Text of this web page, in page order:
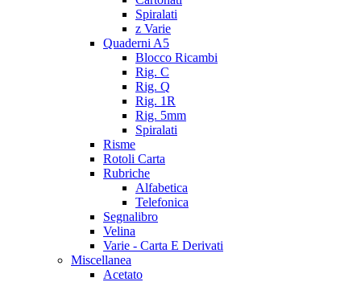
Spiralati
z Varie
Quaderni A5
Blocco Ricambi
Rig. C
Rig. Q
Rig. 1R
Rig. 5mm
Spiralati
Risme
Rotoli Carta
Rubriche
Alfabetica
Telefonica
Segnalibro
Velina
Varie - Carta E Derivati
Miscellanea
Acetato